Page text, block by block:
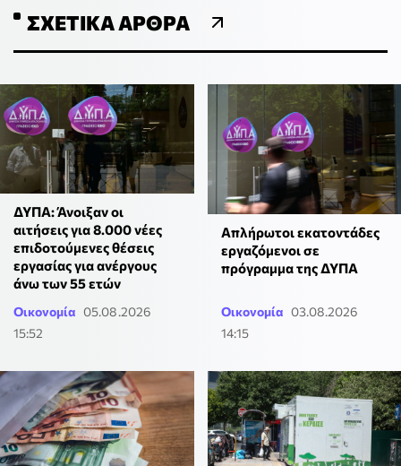
ΣΧΕΤΙΚΆ ΆΡΘΡΑ
ΔΥΠΑ: Άνοιξαν οι
αιτήσεις για 8.000 νέες
επιδοτούμενες θέσεις
εργασίας για ανέργους
άνω των 55 ετών
Οικονομία 05.08.2026
15:52
Απλήρωτοι εκατοντάδες
εργαζόμενοι σε
πρόγραμμα της ΔΥΠΑ
Οικονομία 03.08.2026
14:15